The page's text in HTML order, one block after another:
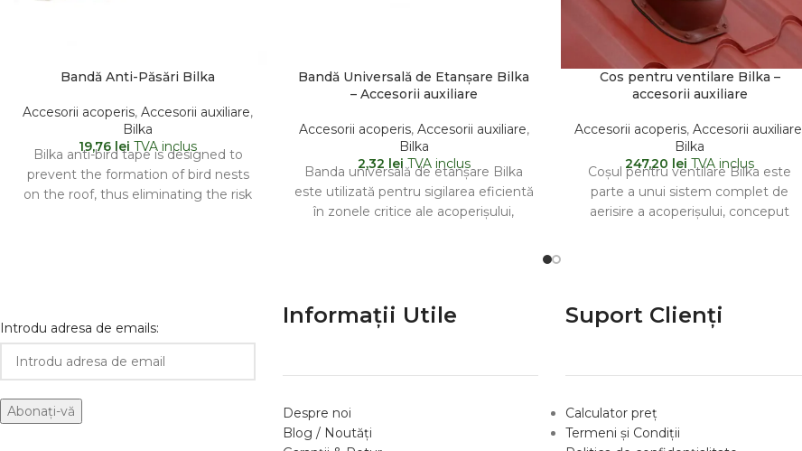
Bandă Anti-Păsări Bilka
Accesorii acoperis,Accesorii auxiliare,
Bilka
19,76 lei TVA inclus
Bilka anti-bird tape is designed to
prevent the formation of bird nests
on the roof, thus eliminating the risk
Bandă Universală de Etanșare Bilka
– Accesorii auxiliare
Accesorii acoperis, Accesorii auxiliare,
Bilka
2,32 leiTVA inclus
Banda universală de etanșare Bilka
este utilizată pentru sigilarea eficientă
în zonele critice ale acoperișului,
Cos pentru ventilare Bilka –
accesorii auxiliare
Accesorii acoperis,Accesorii auxiliare
Bilka
247,20 lei TVA inclus
Coșul pentru ventilare Bilka este
parte a unui sistem complet de
aerisire a acoperișului, conceput
Introdu adresa de emails: Informații Utile
Despre noi
Blog / Noutăți
Suport Clienți
Calculator preț
Termeni și Condiții